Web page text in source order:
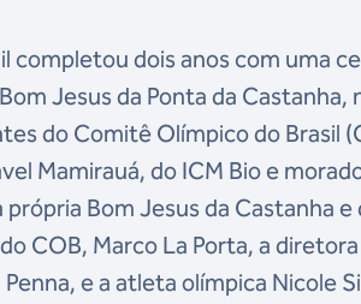
completou dois anos com uma
Jesus da Ponta da Castanha,
do Comitê Olímpico do Brasil
Mamirauá, do ICM Bio e
Bom Jesus da Castanha e
COB, Marco La Porta, a
e a atleta olímpica Nicole